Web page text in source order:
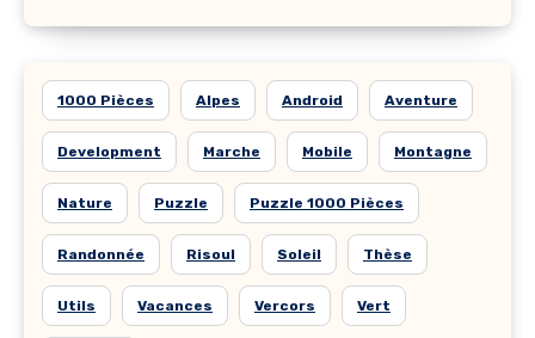
1000 Pièces Alpes Android Aventure
Development Marche Mobile Montagne
Nature Puzzle Puzzle 1000 Pièces
Randonnée Risoul Soleil Thèse
Utils Vacances Vercors Vert